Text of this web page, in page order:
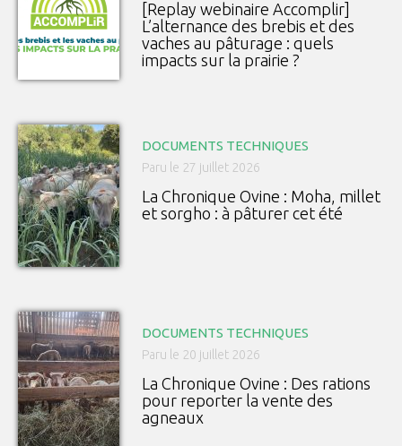
[Replay webinaire Accomplir]
L’alternance des brebis et des
vaches au pâturage : quels
impacts sur la prairie ?
DOCUMENTS TECHNIQUES
Paru le 27 juillet 2026
La Chronique Ovine : Moha, millet
et sorgho : à pâturer cet été
DOCUMENTS TECHNIQUES
Paru le 20 juillet 2026
La Chronique Ovine : Des rations
pour reporter la vente des
agneaux